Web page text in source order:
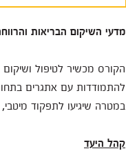
מדעי השיקום הבריאות
הקורס מכשיר לטיפול ושיקום
להתמודדות עם אתגרים
במטרה שיגיעו לתפקוד
קהל היעד